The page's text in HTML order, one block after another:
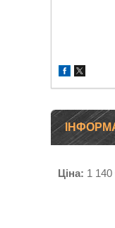
Ціна: 1 140